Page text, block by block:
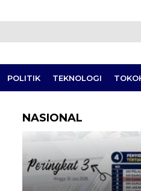
POLITIK TEKNOLOGI
NASIONAL